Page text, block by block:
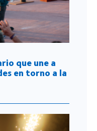
que une a
en torno a la